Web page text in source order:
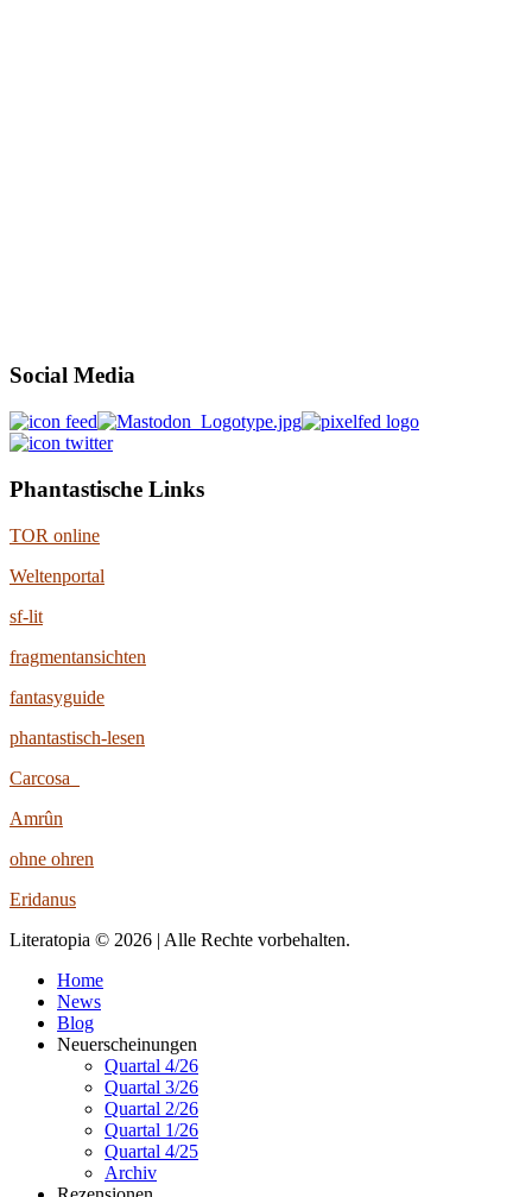
Social Media
Phantastische Links
TOR online
Weltenportal
sf-lit
fragmentansichten
fantasyguide
phantastisch-lesen
Carcosa
Amrûn
ohne ohren
Eridanus
Literatopia © 2026 | Alle Rechte vorbehalten.
Home
News
Blog
Neuerscheinungen
Quartal 4/26
Quartal 3/26
Quartal 2/26
Quartal 1/26
Quartal 4/25
Archiv